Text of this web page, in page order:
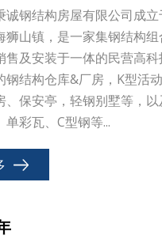
诚钢结构房屋有限公司成
狮山镇，是一家集钢结构
售及安装于一体的民营高
钢结构仓库&厂房，K型活
、保安亭，轻钢别墅等，
彩瓦、C型钢等...